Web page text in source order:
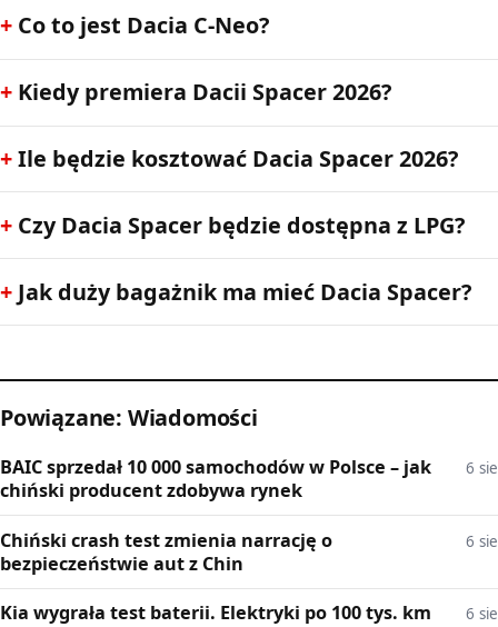
Co to jest Dacia C-Neo?
Kiedy premiera Dacii Spacer 2026?
Ile będzie kosztować Dacia Spacer 2026?
Czy Dacia Spacer będzie dostępna z LPG?
Jak duży bagażnik ma mieć Dacia Spacer?
Powiązane: Wiadomości
BAIC sprzedał 10 000 samochodów w Polsce – jak
chiński producent zdobywa rynek
6 sie
Chiński crash test zmienia narrację o
bezpieczeństwie aut z Chin
6 sie
Kia wygrała test baterii. Elektryki po 100 tys. km
6 sie